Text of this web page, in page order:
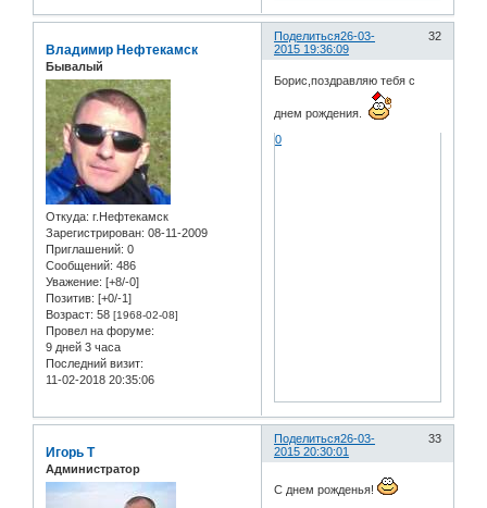
Поделиться 32
26-03-
2015 19:36:09
Владимир Нефтекамск
Бывалый
Откуда: г.Нефтекамск
Зарегистрирован: 08-11-2009
Приглашений: 0
Сообщений: 486
Уважение: [+8/-0]
Позитив: [+0/-1]
Возраст: 58 [1968-02-08]
Провел на форуме:
9 дней 3 часа
Последний визит:
11-02-2018 20:35:06
Борис,поздравляю тебя с
днем рождения.
0
Поделиться 33
26-03-
2015 20:30:01
Игорь Т
Администратор
С днем рожденья!